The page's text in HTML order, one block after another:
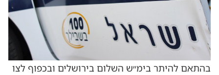
בהתאם להיתר בימ״ש השלום בירושלים ובכפוף לצו